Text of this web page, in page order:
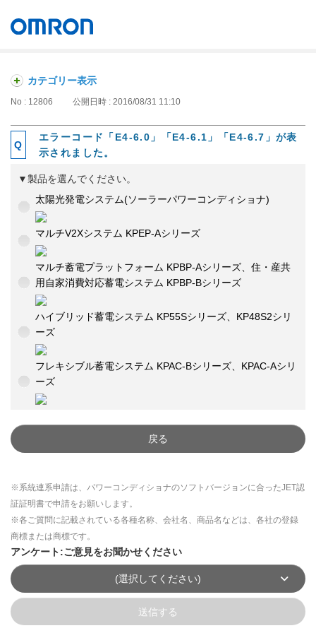
カテゴリー表示
No : 12806 公開日時 : 2016/08/31 11:10
エラーコード「E4-6.0」「E4-6.1」「E4-6.7」が表
示されました。
▼製品を選んでください。
太陽光発電システム(ソーラーパワーコンディショナ)
マルチV2Xシステム KPEP-Aシリーズ
マルチ蓄電プラットフォーム KPBP-Aシリーズ、住・産共
用自家消費対応蓄電システム KPBP-Bシリーズ
ハイブリッド蓄電システム KP55Sシリーズ、KP48S2シリ
ーズ
フレキシブル蓄電システム KPAC-Bシリーズ、KPAC-Aシリ
ーズ
戻る
※系統連系申請は、パワーコンディショナのソフトバージョンに合ったJET認
証証明書で申請をお願いします。
※各ご質問に記載されている各種名称、会社名、商品名などは、各社の登録
商標または商標です。
アンケート:ご意見をお聞かせください
(選択してください)
送信する